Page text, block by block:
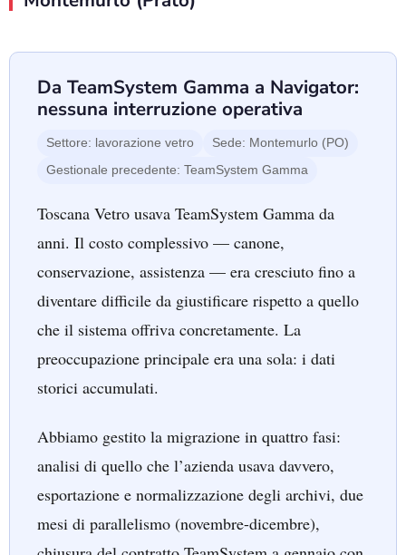
Da TeamSystem Gamma a Navigator:
nessuna interruzione operativa
Settore: lavorazione vetro
Sede: Montemurlo (PO)
Gestionale precedente: TeamSystem Gamma
Toscana Vetro usava TeamSystem Gamma da
anni. Il costo complessivo — canone,
conservazione, assistenza — era cresciuto fino a
diventare difficile da giustificare rispetto a quello
che il sistema offriva concretamente. La
preoccupazione principale era una sola: i dati
storici accumulati.
Abbiamo gestito la migrazione in quattro fasi:
analisi di quello che l’azienda usava davvero,
esportazione e normalizzazione degli archivi, due
mesi di parallelismo (novembre-dicembre),